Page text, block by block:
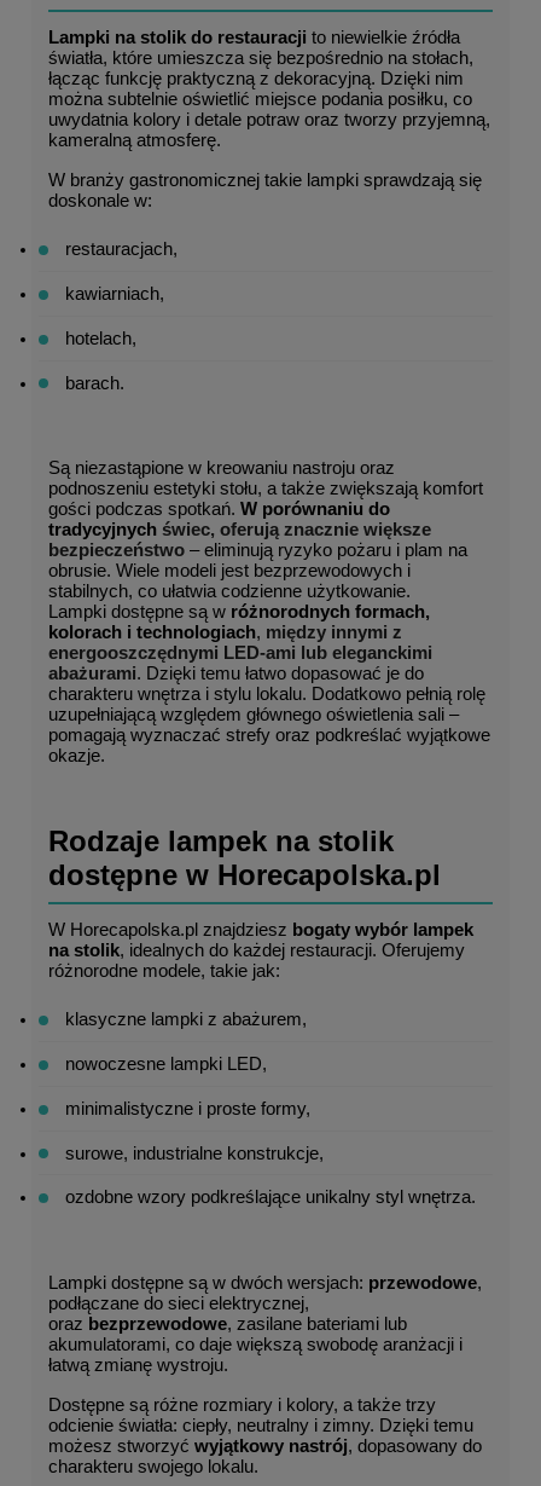
Lampki na stolik do restauracji to niewielkie źródła
światła, które umieszcza się bezpośrednio na stołach,
łącząc funkcję praktyczną z dekoracyjną. Dzięki nim
można subtelnie oświetlić miejsce podania posiłku, co
uwydatnia kolory i detale potraw oraz tworzy przyjemną,
kameralną atmosferę.
W branży gastronomicznej takie lampki sprawdzają się
doskonale w:
restauracjach,
kawiarniach,
hotelach,
barach.
Są niezastąpione w kreowaniu nastroju oraz
podnoszeniu estetyki stołu, a także zwiększają komfort
gości podczas spotkań. W porównaniu do
tradycyjnych świec, oferują znacznie większe
bezpieczeństwo – eliminują ryzyko pożaru i plam na
obrusie. Wiele modeli jest bezprzewodowych i
stabilnych, co ułatwia codzienne użytkowanie.
Lampki dostępne są w różnorodnych formach,
kolorach i technologiach, między innymi z
energooszczędnymi LED-ami lub eleganckimi
abażurami. Dzięki temu łatwo dopasować je do
charakteru wnętrza i stylu lokalu. Dodatkowo pełnią rolę
uzupełniającą względem głównego oświetlenia sali –
pomagają wyznaczać strefy oraz podkreślać wyjątkowe
okazje.
Rodzaje lampek na stolik
dostępne w Horecapolska.pl
W Horecapolska.pl znajdziesz bogaty wybór lampek
na stolik, idealnych do każdej restauracji. Oferujemy
różnorodne modele, takie jak:
klasyczne lampki z abażurem,
nowoczesne lampki LED,
minimalistyczne i proste formy,
surowe, industrialne konstrukcje,
ozdobne wzory podkreślające unikalny styl wnętrza.
Lampki dostępne są w dwóch wersjach: przewodowe,
podłączane do sieci elektrycznej,
oraz bezprzewodowe, zasilane bateriami lub
akumulatorami, co daje większą swobodę aranżacji i
łatwą zmianę wystroju.
Dostępne są różne rozmiary i kolory, a także trzy
odcienie światła: ciepły, neutralny i zimny. Dzięki temu
możesz stworzyć wyjątkowy nastrój, dopasowany do
charakteru swojego lokalu.